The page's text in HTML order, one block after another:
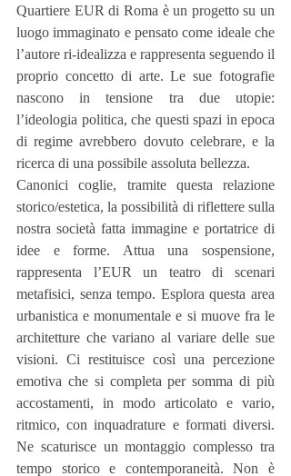
Quartiere EUR di Roma è un progetto su un
luogo immaginato e pensato come ideale che
l’autore ri-idealizza e rappresenta seguendo il
proprio concetto di arte. Le sue fotografie
nascono in tensione tra due utopie:
l’ideologia politica, che questi spazi in epoca
di regime avrebbero dovuto celebrare, e la
ricerca di una possibile assoluta bellezza.
Canonici coglie, tramite questa relazione
storico/estetica, la possibilità di riflettere sulla
nostra società fatta immagine e portatrice di
idee e forme. Attua una sospensione,
rappresenta l’EUR un teatro di scenari
metafisici, senza tempo. Esplora questa area
urbanistica e monumentale e si muove fra le
architetture che variano al variare delle sue
visioni. Ci restituisce così una percezione
emotiva che si completa per somma di più
accostamenti, in modo articolato e vario,
ritmico, con inquadrature e formati diversi.
Ne scaturisce un montaggio complesso tra
tempo storico e contemporaneità. Non è